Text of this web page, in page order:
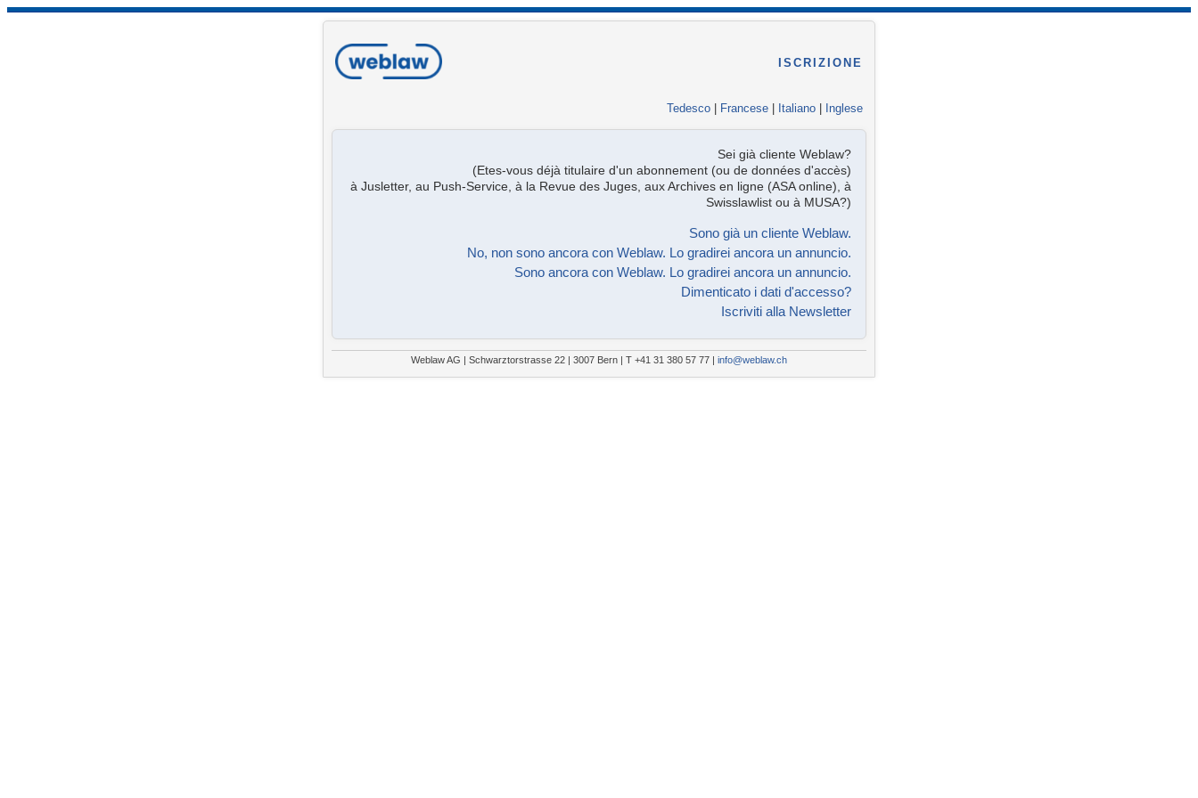
ISCRIZIONE
Tedesco Francese Italiano Inglese
Sei già cliente Weblaw?
(Etes-vous déjà titulaire d'un abonnement (ou de données d'accès)
à Jusletter, au Push-Service, à la Revue des Juges, aux Archives en ligne (ASA online), à
Swisslawlist ou à MUSA?)
Sono già un cliente Weblaw.
No, non sono ancora con Weblaw. Lo gradirei ancora un annuncio.
Sono ancora con Weblaw. Lo gradirei ancora un annuncio.
Dimenticato i dati d'accesso?
Iscriviti alla Newsletter
Weblaw AG | Schwarztorstrasse 22 | 3007 Bern | T +41 31 380 57 77 | info@weblaw.ch